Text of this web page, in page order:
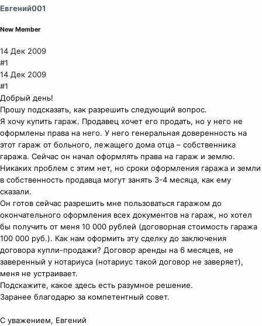
Евгений001
New Member
14 Дек 2009
#1
14 Дек 2009
#1
Добрый день!
Прошу подсказать, как разрешить следующий вопрос.
Я хочу купить гараж. Продавец хочет его продать, но у него не
оформлены права на него. У него генеральная доверенность на
этот гараж от больного, лежащего дома отца – собственника
гаража. Сейчас он начал оформлять права на гараж и землю.
Никаких проблем с этим нет, но сроки оформления гаража и земли
в собственность продавца могут занять 3-4 месяца, как ему
сказали.
Он готов сейчас разрешить мне пользоваться гаражом до
окончательного оформления всех документов на гараж, но хотел
бы получить от меня 10 000 рублей (договорная стоимость гаража
100 000 руб.). Как нам оформить эту сделку до заключения
договора купли-продажи? Договор аренды на 6 месяцев, не
заверенный у нотариуса (нотариус такой договор не заверяет),
меня не устраивает.
Подскажите, какое здесь есть разумное решение.
Заранее благодарю за компетентный совет.
С уважением, Евгений